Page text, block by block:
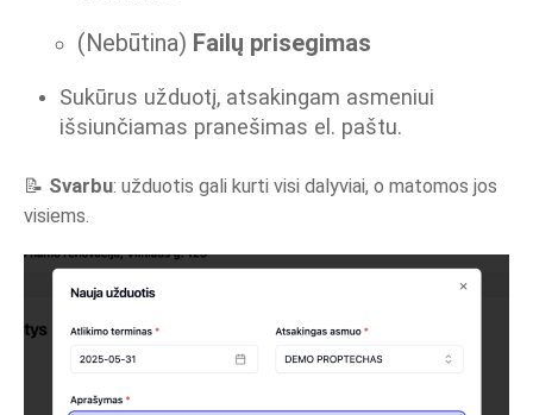
(Nebūtina) Failų prisegimas
Sukūrus užduotį, atsakingam asmeniui
išsiunčiamas pranešimas el. paštu.
📝 Svarbu: užduotis gali kurti visi dalyviai, o matomos jos
visiems.